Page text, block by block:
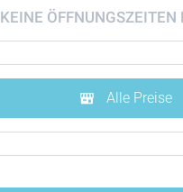
KEINE ÖFFNUNGSZEITEN
Alle Preise